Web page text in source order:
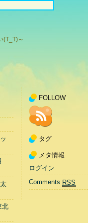
(T_T)～
北
FOLLOW
タグ
メタ情報
ログイン
Comments RSS